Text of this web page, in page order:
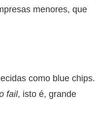
menores, que
como blue chips.
fail, isto é, grande